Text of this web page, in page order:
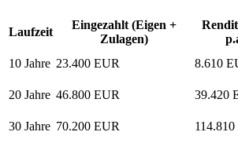
Laufzeit
Eingezahlt (Eigen +
Zulagen)
10 Jahre 23.400 EUR 8.610
20 Jahre 46.800 EUR 39.420
30 Jahre 70.200 EUR